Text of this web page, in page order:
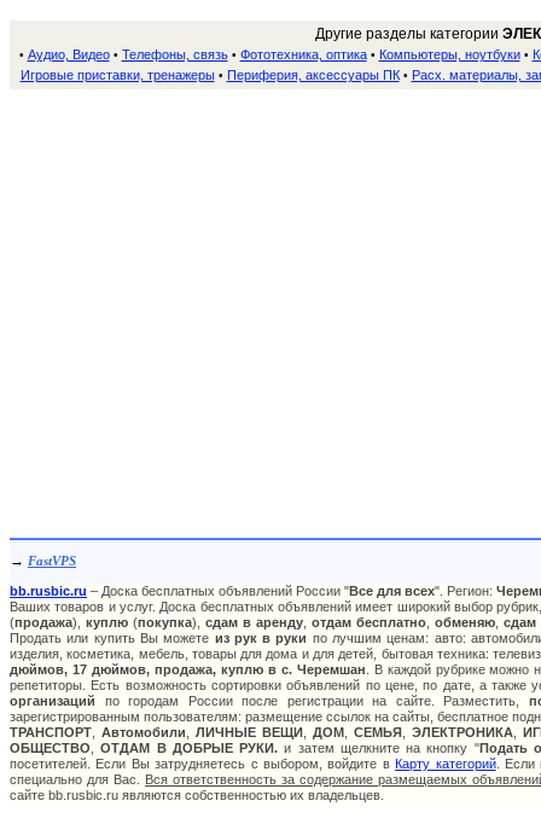
Другие разделы категории
• Аудио, Видео• Телефоны, связь• Фототехника, оптика• Компьютеры, ноутбуки•
Игровые приставки, тренажеры• Периферия, аксессуары ПК• Расх. материалы,
→ FastVPS
bb.rusbic.ru – Доска бесплатных объявлений России "Все для всех". Регион:
Ваших товаров и услуг. Доска бесплатных объявлений имеет широкий выбор
(продажа), куплю (покупка), сдам в аренду отдам бесплатно обменяю сдам
Продать или купить Вы можете из рук в руки по лучшим ценам: авто:
изделия, косметика, мебель, товары для дома и для детей, бытовая техника:
дюймов, 17 дюймов, продажа, куплю в с. Черемшан . В каждой рубрике можно
репетиторы. Есть возможность сортировки объявлений по цене, по дате, а
организаций по городам России после регистрации на сайте. Разместить,
зарегистрированным пользователям: размещение ссылок на сайты, бесплатное
ТРАНСПОРТ
Автомобили ЛИЧНЫЕ ВЕЩИ ДОМ СЕМЬЯ ЭЛЕКТРОНИКА
ОБЩЕСТВО ,ОТДАМ В ДОБРЫЕ РУКИ. и затем щелкните на кнопку "Подать
посетителей. Если Вы затрудняетесь с выбором, войдите вКарту категорий. Если
специально для Вас. Вся ответственность за содержание размещаемых
сайте bb.rusbic.ru являются собственностью их владельцев.